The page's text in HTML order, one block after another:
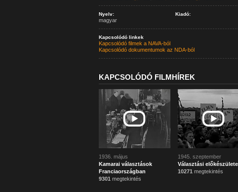
Nyelv:
magyar
Kiadó:
Kapcsolódó linkek
Kapcsolódó filmek a NAVA-ból
Kapcsolódó dokumentumok az NDA-ból
KAPCSOLÓDÓ FILMHÍREK
1936. május
Kamarai választások
Franciaországban
9301 megtekintés
1945. szeptember
Választási
10271 megtekintés